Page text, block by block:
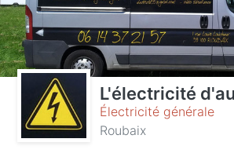
L'électricité
Électricité générale
Roubaix